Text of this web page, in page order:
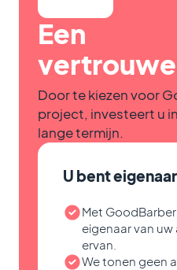
Een
Door te kiezen voor
project, investeert u
lange termijn.
U bent
Met
eigenaar van
ervan.
We tonen geen